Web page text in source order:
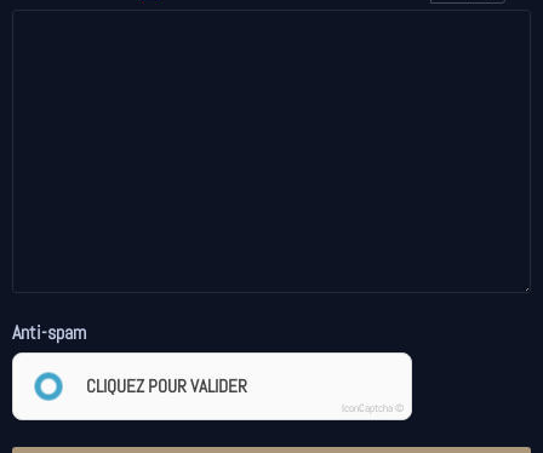
Anti-spam
CLIQUEZ POUR VALIDER
IconCaptcha ©